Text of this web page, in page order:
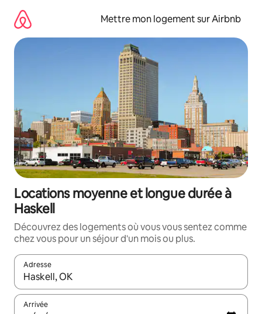
directement
contenu
Mettre mon logement sur Airbnb
Locations moyenne et longue durée à
Haskell
Découvrez des logements où vous vous sentez comme
chez vous pour un séjour d'un mois ou plus.
Adresse
Lorsque les résultats s'affichent, utilisez les flèches vers le
Arrivée